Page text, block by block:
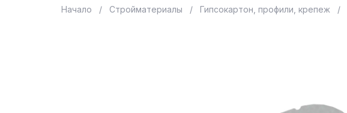
Начало Стройматериалы Гипсокартон, профили, крепеж